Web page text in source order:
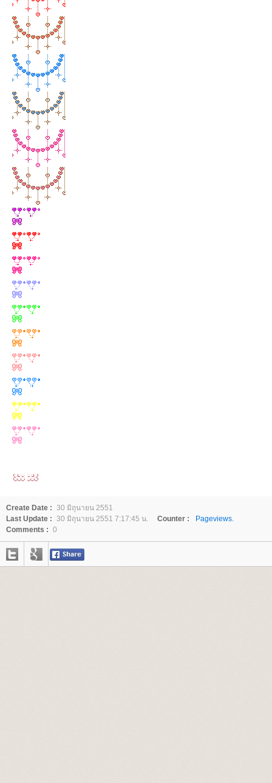
Create Date : 30 มิถุนายน 2551
Last Update : 30 มิถุนายน 2551 7:17:45 น. Counter :
Pageviews.
Comments : 0